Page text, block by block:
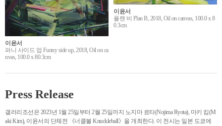
이윤서
플랜 비 Plan B, 2018, Oil on canvas, 100.0 x 8
0.3cm
이윤서
퍼니 사이드 업 Funny side up, 2018, Oil on ca
nvas, 100.0 x 80.3cm
Press Release
갤러리조선은 2023년 1월 25일부터 2월 25일까지 노지마 료타(Nojima Ryota), 마키 킴(M
aki Kim), 이윤서의 단체전 《너클볼 Knuckleball》을 개최한다. 이 전시는 일본 도쿄에